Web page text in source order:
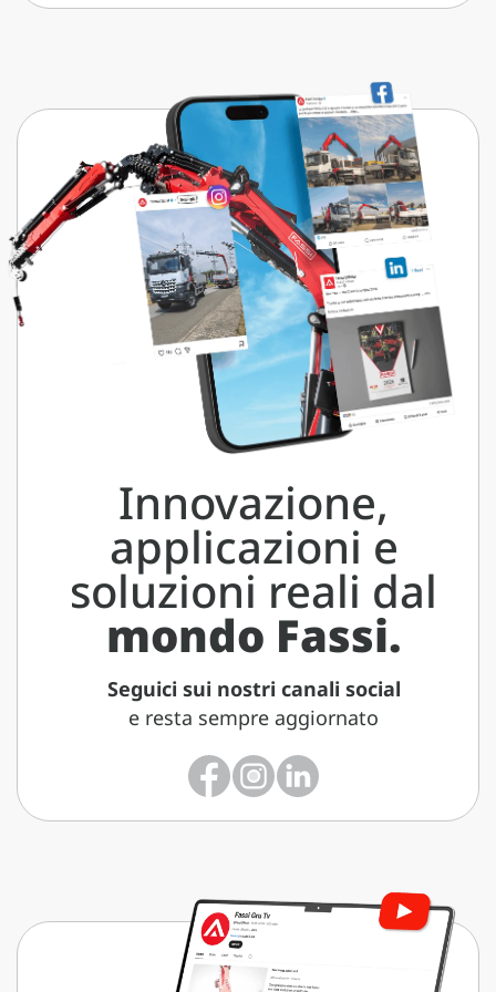
Innovazione,
applicazioni e
soluzioni reali dal
mondo Fassi.
Seguici sui nostri canali social
e resta sempre aggiornato